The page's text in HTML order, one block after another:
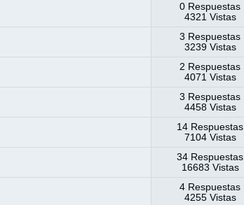
0 Respuestas
4321 Vistas
3 Respuestas
3239 Vistas
2 Respuestas
4071 Vistas
3 Respuestas
4458 Vistas
14 Respuestas
7104 Vistas
34 Respuestas
16683 Vistas
4 Respuestas
4255 Vistas